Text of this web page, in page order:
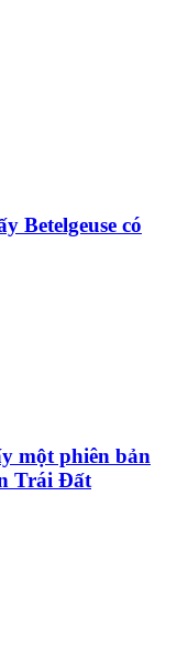
Betelgeuse có
một phiên bản
Trái Đất